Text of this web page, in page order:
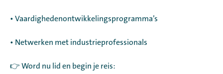
• Vaardighedenontwikkelingsprogramma’s
• Netwerken met industrieprofessionals
👉 Word nu lid en begin je reis: